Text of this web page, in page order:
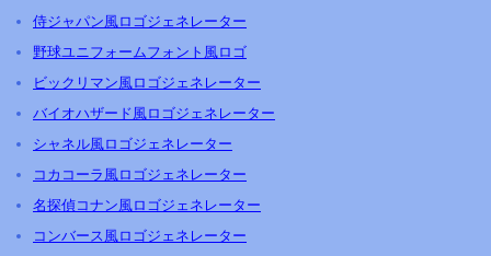
侍ジャパン風ロゴジェネレーター
野球ユニフォームフォント風ロゴ
ビックリマン風ロゴジェネレーター
バイオハザード風ロゴジェネレーター
シャネル風ロゴジェネレーター
コカコーラ風ロゴジェネレーター
名探偵コナン風ロゴジェネレーター
コンバース風ロゴジェネレーター